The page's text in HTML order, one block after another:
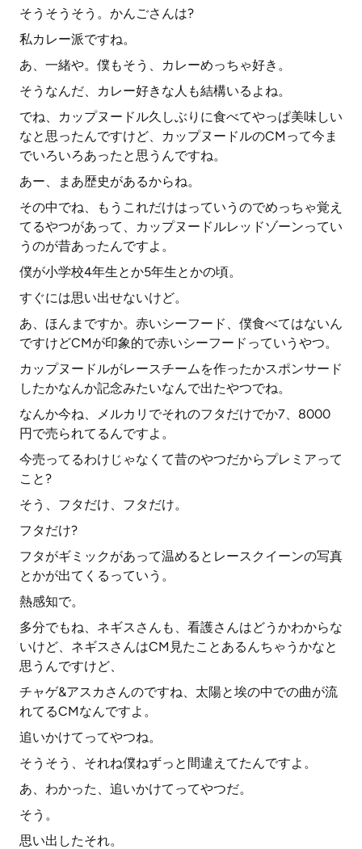
そうそうそう。かんごさんは?
私カレー派ですね。
あ、一緒や。僕もそう、カレーめっちゃ好き。
そうなんだ、カレー好きな人も結構いるよね。
でね、カップヌードル久しぶりに食べてやっぱ美味しい
なと思ったんですけど、カップヌードルのCMって今ま
でいろいろあったと思うんですね。
あー、まあ歴史があるからね。
その中でね、もうこれだけはっていうのでめっちゃ覚え
てるやつがあって、カップヌードルレッドゾーンってい
うのが昔あったんですよ。
僕が小学校4年生とか5年生とかの頃。
すぐには思い出せないけど。
あ、ほんまですか。赤いシーフード、僕食べてはないん
ですけどCMが印象的で赤いシーフードっていうやつ。
カップヌードルがレースチームを作ったかスポンサード
したかなんか記念みたいなんで出たやつでね。
なんか今ね、メルカリでそれのフタだけでか7、8000
円で売られてるんですよ。
今売ってるわけじゃなくて昔のやつだからプレミアって
こと?
そう、フタだけ、フタだけ。
フタだけ?
フタがギミックがあって温めるとレースクイーンの写真
とかが出てくるっていう。
熱感知で。
多分でもね、ネギスさんも、看護さんはどうかわからな
いけど、ネギスさんはCM見たことあるんちゃうかなと
思うんですけど、
チャゲ&アスカさんのですね、太陽と埃の中での曲が流
れてるCMなんですよ。
追いかけてってやつね。
そうそう、それね僕ねずっと間違えてたんですよ。
あ、わかった、追いかけてってやつだ。
そう。
思い出したそれ。